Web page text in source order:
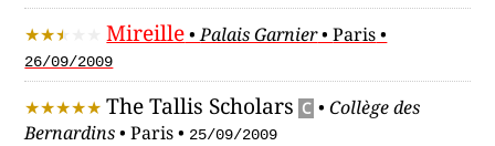
Mireille•Palais Garnier•Paris•
26/09/2009
The Tallis Scholars C •Collège des
Bernardins•Paris• 25/09/2009